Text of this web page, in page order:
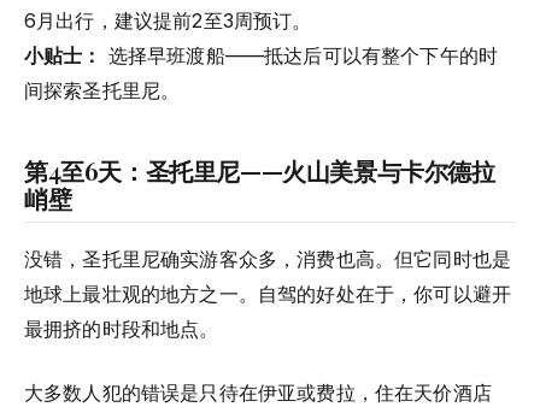
6月出行，建议提前2至3周预订。
小贴士： 选择早班渡船——抵达后可以有整个下午的时
间探索圣托里尼。
第4至6天：圣托里尼——火山美景与卡尔德拉
峭壁
没错，圣托里尼确实游客众多，消费也高。但它同时也是
地球上最壮观的地方之一。自驾的好处在于，你可以避开
最拥挤的时段和地点。
大多数人犯的错误是只待在伊亚或费拉，住在天价酒店